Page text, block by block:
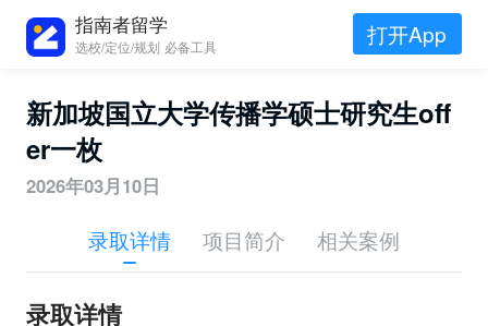
指南者留学
选校/定位/规划 必备工具 打开App
新加坡国立大学传播学硕士研究生off
er一枚
2026年03月10日
录取详情 项目简介 相关案例
录取详情